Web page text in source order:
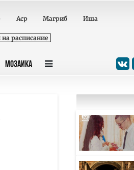
Аср Магриб Иша
расписание
МОЗАИКА